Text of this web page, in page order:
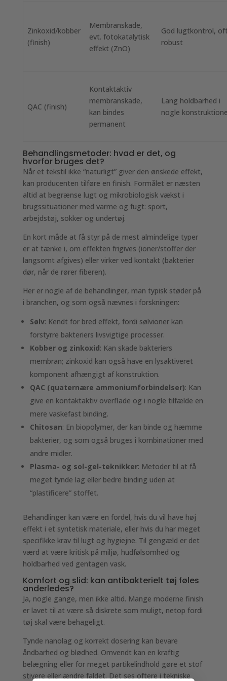
Zinkoxid/kobber
(finish)
Membranskade,
evt. fotokatalytisk
effekt (ZnO)
God lugtkontrol,
robust
QAC (finish)
Kontaktaktiv
membranskade,
kan bindes
permanent
Lang holdbarhed i
nogle
Behandlingsmetoder: hvad er det, og
hvorfor bruges det?
Når et tekstil ikke “naturligt” giver den ønskede effekt,
kan producenten tilføre en finish. Formålet er næsten
altid at begrænse lugt og mikrobiologisk vækst i
brugssituationer med varme og fugt: sport,
arbejdstøj, sokker og undertøj.
En kort måde at få styr på de mest almindelige typer
er at tænke i, om effekten frigives (ioner/stoffer der
langsomt afgives) eller virker ved kontakt (bakterier
dør, når de rører fiberen).
Her er nogle af de behandlinger, man typisk støder på
i branchen, og som også nævnes i forskningen:
Sølv: Kendt for bred effekt, fordi sølvioner kan
forstyrre bakteriers livsvigtige processer.
Kobber og zinkoxid: Kan skade bakteriers
membran; zinkoxid kan også have en lysaktiveret
komponent afhængigt af konstruktion.
QAC (quaternære ammoniumforbindelser): Kan
give en kontaktaktiv overflade og i nogle tilfælde en
mere vaskefast binding.
Chitosan: En biopolymer, der kan binde og hæmme
bakterier, og som også bruges i kombinationer med
andre midler.
Plasma- og sol-gel-teknikker: Metoder til at få
meget tynde lag eller bedre binding uden at
“plastificere” stoffet.
Behandlinger kan være en fordel, hvis du vil have høj
effekt i et syntetisk materiale, eller hvis du har meget
specifikke krav til lugt og hygiejne. Til gengæld er det
værd at være kritisk på miljø, hudfølsomhed og
holdbarhed ved gentagen vask.
Komfort og slid: kan antibakterielt tøj føles
anderledes?
Ja, nogle gange, men ikke altid. Mange moderne finish
er lavet til at være så diskrete som muligt, netop fordi
tøj skal være behageligt.
Tynde nanolag og korrekt dosering kan bevare
åndbarhed og blødhed. Omvendt kan en kraftig
belægning eller for meget partikelindhold gøre et stof
stivere eller ændre faldet. Det ses oftere i tekniske